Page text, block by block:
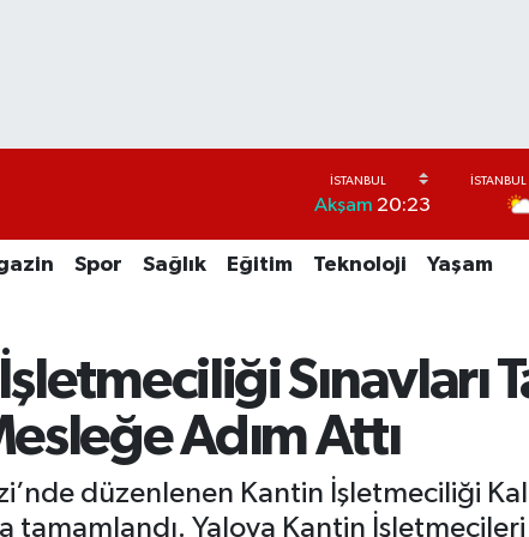
Akşam 20:23
Spor Sağlık Eğitim Teknoloji Yaşam
Sınavları
Adım Attı
düzenlenen Kantin İşletmeciliği
tamamlandı. Yalova Kantin